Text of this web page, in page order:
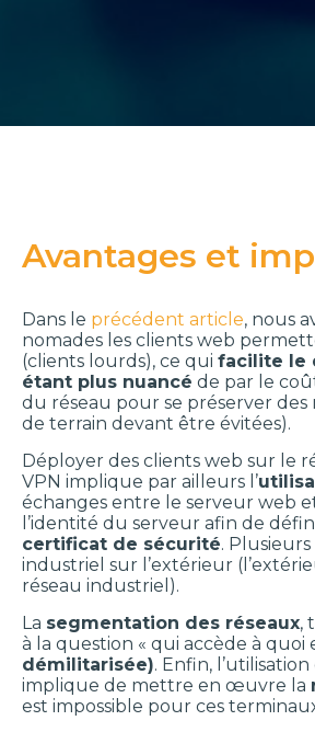
Avantages et
Dans le précédent article, nous
nomades les clients web
(clients lourds), ce quifacilite le
étant plus nuancé de par le
du réseau pour se préserver
de terrain devant être évitées).
Déployer des clients web sur le
VPN implique par ailleurs l’
échanges entre le serveur web
l’identité du serveur afin de
certificat de sécurité.
industriel sur l’extérieur
réseau industriel).
La segmentation des réseaux,
à la question « qui accède à
démilitarisée). Enfin,
implique de mettre en œuvre la
est impossible pour ces